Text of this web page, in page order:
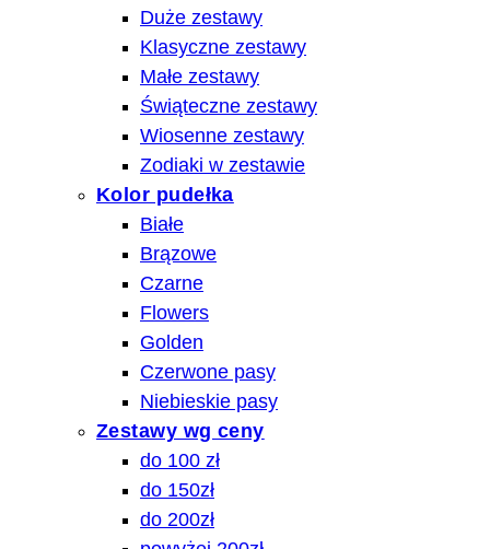
Duże zestawy
Klasyczne zestawy
Małe zestawy
Świąteczne zestawy
Wiosenne zestawy
Zodiaki w zestawie
Kolor pudełka
Białe
Brązowe
Czarne
Flowers
Golden
Czerwone pasy
Niebieskie pasy
Zestawy wg ceny
do 100 zł
do 150zł
do 200zł